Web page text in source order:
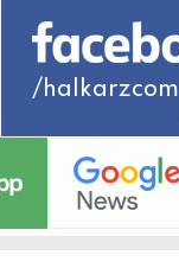
/halkarzcom